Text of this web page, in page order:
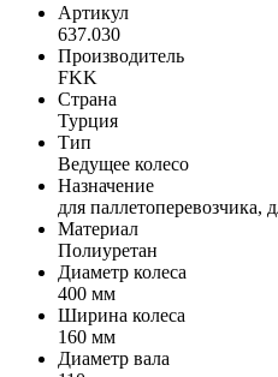
Артикул
637.030
Производитель
FKK
Страна
Турция
Тип
Ведущее колесо
Назначение
для паллетоперевозчика,
Материал
Полиуретан
Диаметр колеса
400 мм
Ширина колеса
160 мм
Диаметр вала